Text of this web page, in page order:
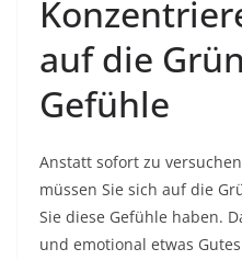
auf die
Gefühle
Anstatt sofort zu
müssen Sie sich auf die
Sie diese Gefühle haben.
und emotional etwas